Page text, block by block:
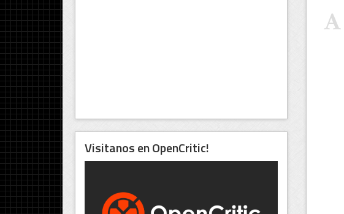
Visitanos en OpenCritic!